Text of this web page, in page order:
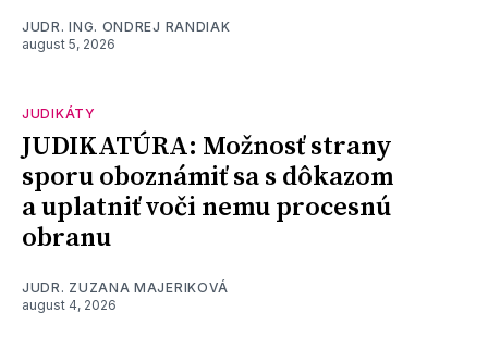
JUDR. ING. ONDREJ RANDIAK
august 5, 2026
JUDIKÁTY
JUDIKATÚRA: Možnosť strany
sporu oboznámiť sa s dôkazom
a uplatniť voči nemu procesnú
obranu
JUDR. ZUZANA MAJERIKOVÁ
august 4, 2026